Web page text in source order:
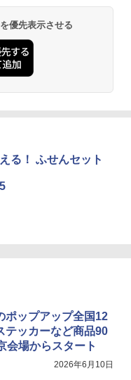
優先表示させる
る！ ふせんセット
ポップアップ全国12
テッカーなど商品90
会場からスタート
2026年6月10日